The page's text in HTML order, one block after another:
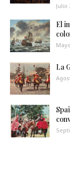
Julio
El
La